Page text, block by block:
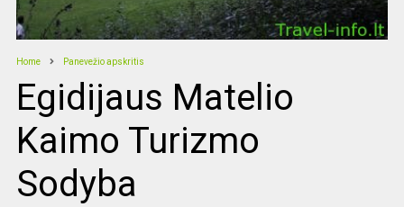
Home Panevežio apskritis
Egidijaus Matelio
Kaimo Turizmo
Sodyba